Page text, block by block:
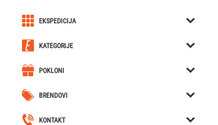
EKSPEDICIJA
Karijera u Ekspediciji
Uslovi kupovine
Cjelokupna ponuda
Naše lokacije
KATEGORIJE
Kutije za Satove / Nakit
Hjumidori / Breneri / Piksle / Sjekači za tompuse
POKLONI
Poklon za dečka
Poklon za djevojku
BRENDOVI
KONTAKT